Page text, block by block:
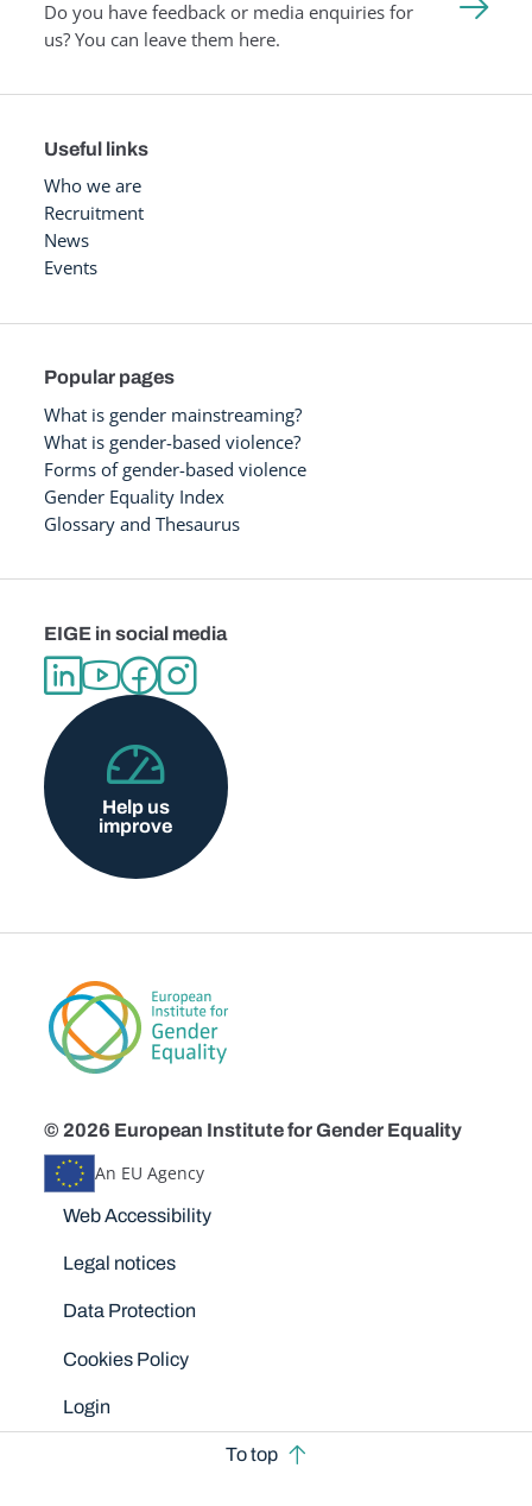
Do you have feedback or media enquiries for
us? You can leave them here.
Useful links
Who we are
Recruitment
News
Events
Popular pages
What is gender mainstreaming?
What is gender-based violence?
Forms of gender-based violence
Gender Equality Index
Glossary and Thesaurus
EIGE in social media
Help us
improve
© 2026 European Institute for Gender Equality
An EU Agency
Disclaimers
Web Accessibility
Legal notices
Data Protection
Cookies Policy
Login
To top